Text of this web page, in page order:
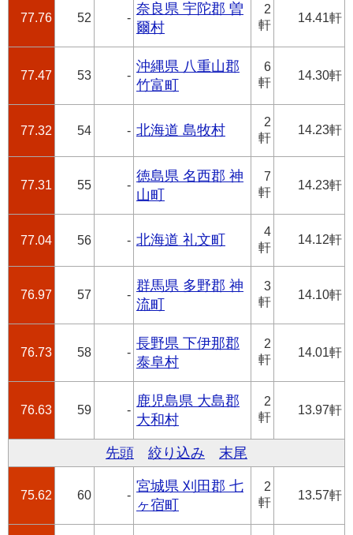
77.76 52 -
奈良県 宇陀郡 曽
爾村
2
軒
14.41軒
77.47 53 -
沖縄県 八重山郡
竹富町
6
軒
14.30軒
77.32 54 - 北海道 島牧村
2
軒
14.23軒
77.31 55 -
徳島県 名西郡 神
山町
7
軒
14.23軒
77.04 56 - 北海道 礼文町
4
軒
14.12軒
76.97 57 -
群馬県 多野郡 神
流町
3
軒
14.10軒
76.73 58 -
長野県 下伊那郡
泰阜村
2
軒
14.01軒
76.63 59 -
鹿児島県 大島郡
大和村
2
軒
13.97軒
先頭 絞り込み 末尾
75.62 60 -
宮城県 刈田郡 七
ヶ宿町
2
軒
13.57軒